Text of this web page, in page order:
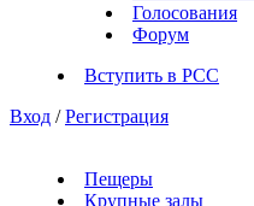
Голосования
Форум
Вступить в РСС
Вход / Регистрация
Пещеры
Крупные залы